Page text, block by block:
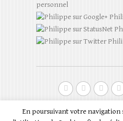
personnel
Droits d'auteur © 2026
En poursuivant votre navigation